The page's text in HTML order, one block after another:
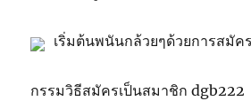
เริ่มต้นพนันกล้วยๆด้วยการสมัค
กรรมวิธีสมัครเป็นสมาชิก dgb222